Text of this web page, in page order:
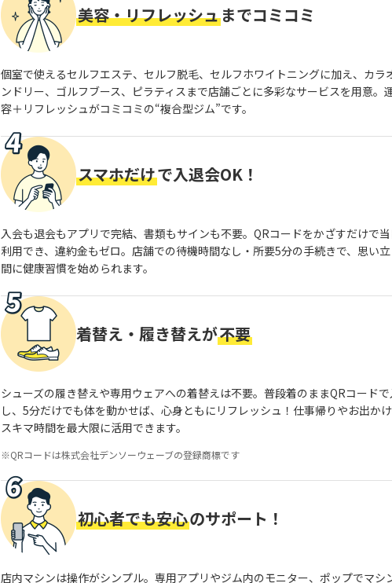
美容・リフレッシュまでコミコミ
個室で使えるセルフエステ、セルフ脱毛、セルフホワイトニングに加え、カラ
ンドリー、ゴルフブース、ピラティスまで店舗ごとに多彩なサービスを用意。
容＋リフレッシュがコミコミの“複合型ジム”です。
スマホだけで入退会OK！
入会も退会もアプリで完結、書類もサインも不要。QRコードをかざすだけで
利用でき、違約金もゼロ。店舗での待機時間なし・所要5分の手続きで、思い
間に健康習慣を始められます。
着替え・履き替えが不要
シューズの履き替えや専用ウェアへの着替えは不要。普段着のままQRコード
し、5分だけでも体を動かせば、心身ともにリフレッシュ！仕事帰りやお出か
スキマ時間を最大限に活用できます。
QRコードは株式会社デンソーウェーブの登録商標です
初心者でも安心のサポート！
店内マシンは操作がシンプル。専用アプリやジム内のモニター、ポップでマシ